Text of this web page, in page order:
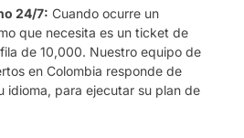
24/7: Cuando ocurre un
que necesita es un ticket de
de 10,000. Nuestro equipo de
en Colombia responde de
idioma, para ejecutar su plan de